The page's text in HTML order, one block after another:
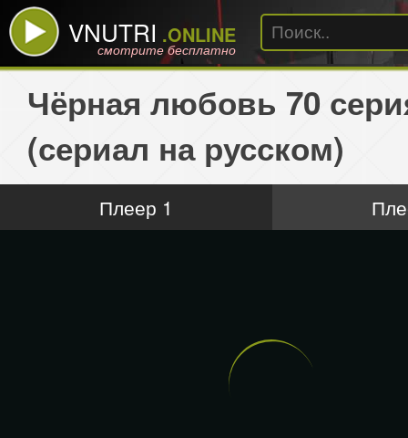
VNUTRI .ONLINE
смотрите бесплатно
Чёрная любовь 70
(сериал на русском)
Плеер 1